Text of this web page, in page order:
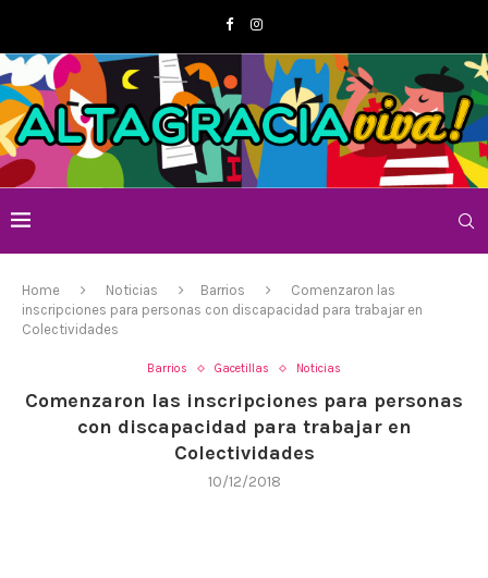
Home Noticias Barrios
Comenzaron las
inscripciones para personas con discapacidad para trabajar en
Colectividades
Barrios Gacetillas Noticias
Comenzaron las inscripciones para personas
con discapacidad para trabajar en
Colectividades
10/12/2018